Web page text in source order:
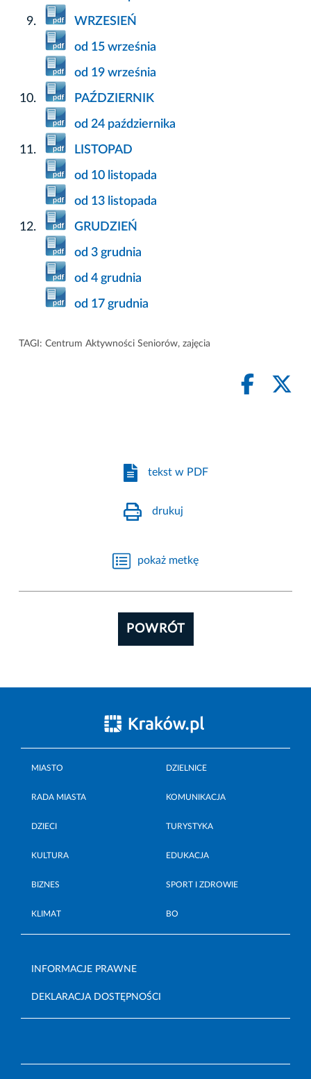
WRZESIEŃ
od 15 września
od 19 września
PAŹDZIERNIK
od 24 października
LISTOPAD
od 10 listopada
od 13 listopada
GRUDZIEŃ
od 3 grudnia
od 4 grudnia
od 17 grudnia
TAGI: Centrum Aktywności Seniorów, zajęcia
tekst w PDF
drukuj
pokaż metkę
POWRÓT
MIASTO DZIELNICE
RADA MIASTA KOMUNIKACJA
DZIECI TURYSTYKA
KULTURA EDUKACJA
BIZNES SPORT I ZDROWIE
KLIMAT BO
INFORMACJE PRAWNE
DEKLARACJA DOSTĘPNOŚCI